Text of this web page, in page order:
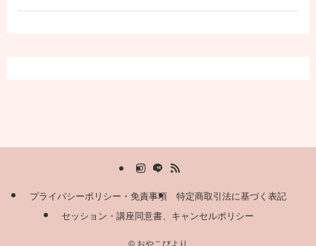
プライバシーポリシー・免責事項
特定商取引法に基づく表記
セッション・講座同意書、キャンセルポリシー
© おやこびより